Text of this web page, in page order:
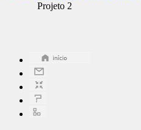
Projeto 2